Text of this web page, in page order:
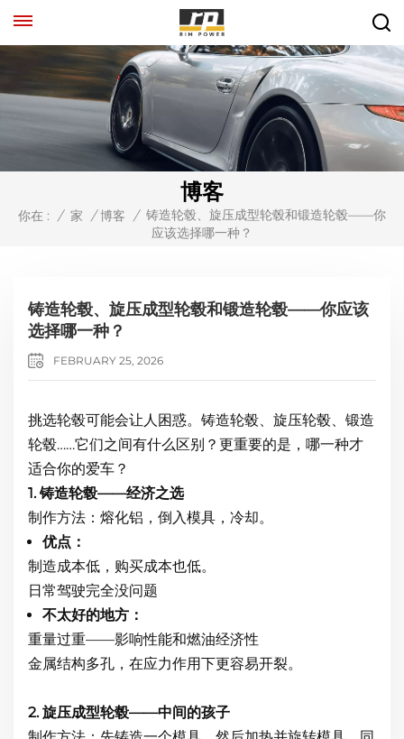
博客
你在 : / 家 / 博客 / 铸造轮毂、旋压成型轮毂和锻造轮毂——你
应该选择哪一种？
铸造轮毂、旋压成型轮毂和锻造轮毂——你应该
选择哪一种？
FEBRUARY 25, 2026
挑选轮毂可能会让人困惑。铸造轮毂、旋压轮毂、锻造
轮毂……它们之间有什么区别？更重要的是，哪一种才
适合你的爱车？
1. 铸造轮毂——经济之选
制作方法：熔化铝，倒入模具，冷却。
优点：
制造成本低，购买成本也低。
日常驾驶完全没问题
不太好的地方：
重量过重——影响性能和燃油经济性
金属结构多孔，在应力作用下更容易开裂。
2. 旋压成型轮毂——中间的孩子